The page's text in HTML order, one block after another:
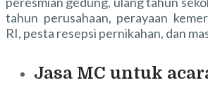
tahun perusahaan, perayaan
RI, pesta resepsi pernikahan, dan
Jasa MC untuk